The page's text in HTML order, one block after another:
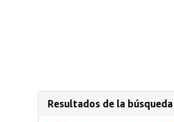
Resultados de la